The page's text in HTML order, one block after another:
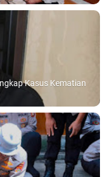
Kasus Kematian